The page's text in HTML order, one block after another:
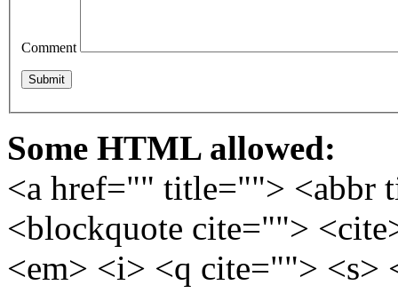
Comment
Some HTML allowed:
<a href="" title=""> <abbr
<blockquote cite="">
<em> <i> <q cite=""> <s>